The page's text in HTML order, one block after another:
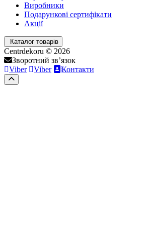
Виробники
Подарункові сертифікати
Акції
Каталог товарів
Centrdekoru © 2026
Зворотний зв’язок
Viber
Viber Контакти